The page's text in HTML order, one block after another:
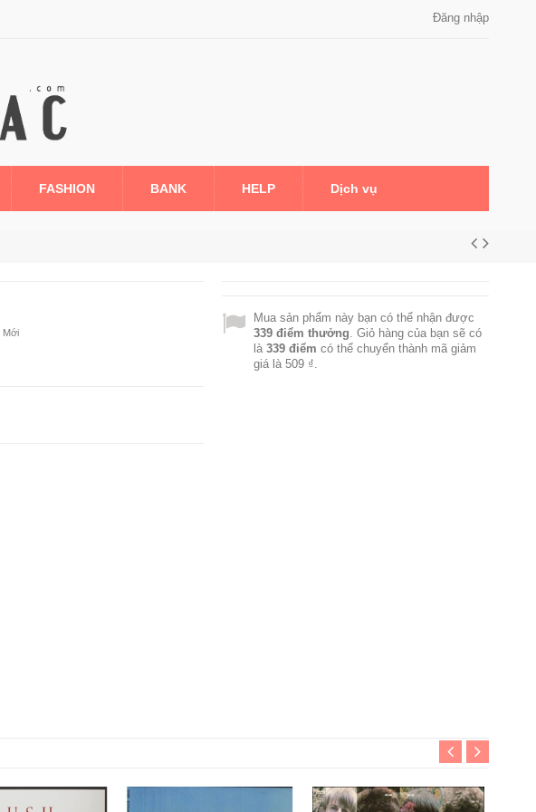
Đăng nhập
FASHION BANK HELP Dịch vụ
Mới
Mua sản phẩm này bạn có thể nhận được
339điểm thưởng. Giỏ hàng của bạn sẽ có
là 339điểm có thể chuyển thành mã giảm
giá là 509 ₫.